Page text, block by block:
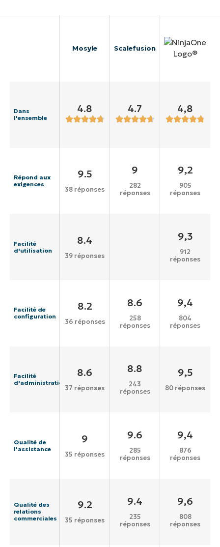
Mosyle Scalefusion
Dans
l'ensemble
4.8 4.7 4,8
Répond aux
exigences
9.5
38 réponses
9
282
réponses
9,2
905
réponses
Facilité
d'utilisation
8.4
39 réponses
9,3
912
réponses
Facilité de
configuration
8.2
36 réponses
8.6
258
réponses
9,4
804
réponses
Facilité
d'administration
8.6
37 réponses
8.8
243
réponses
9,5
80 réponses
Qualité de
l'assistance
9
35 réponses
9.6
285
réponses
9,4
876
réponses
Qualité des
relations
commerciales
9.2
35 réponses
9.4
235
réponses
9,6
808
réponses